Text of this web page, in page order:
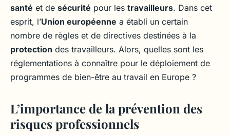
santé et de sécurité pour les travailleurs. Dans cet
esprit, l’Union européenne a établi un certain
nombre de règles et de directives destinées à la
protection des travailleurs. Alors, quelles sont les
réglementations à connaître pour le déploiement de
programmes de bien-être au travail en Europe ?
L’importance de la prévention des
risques professionnels